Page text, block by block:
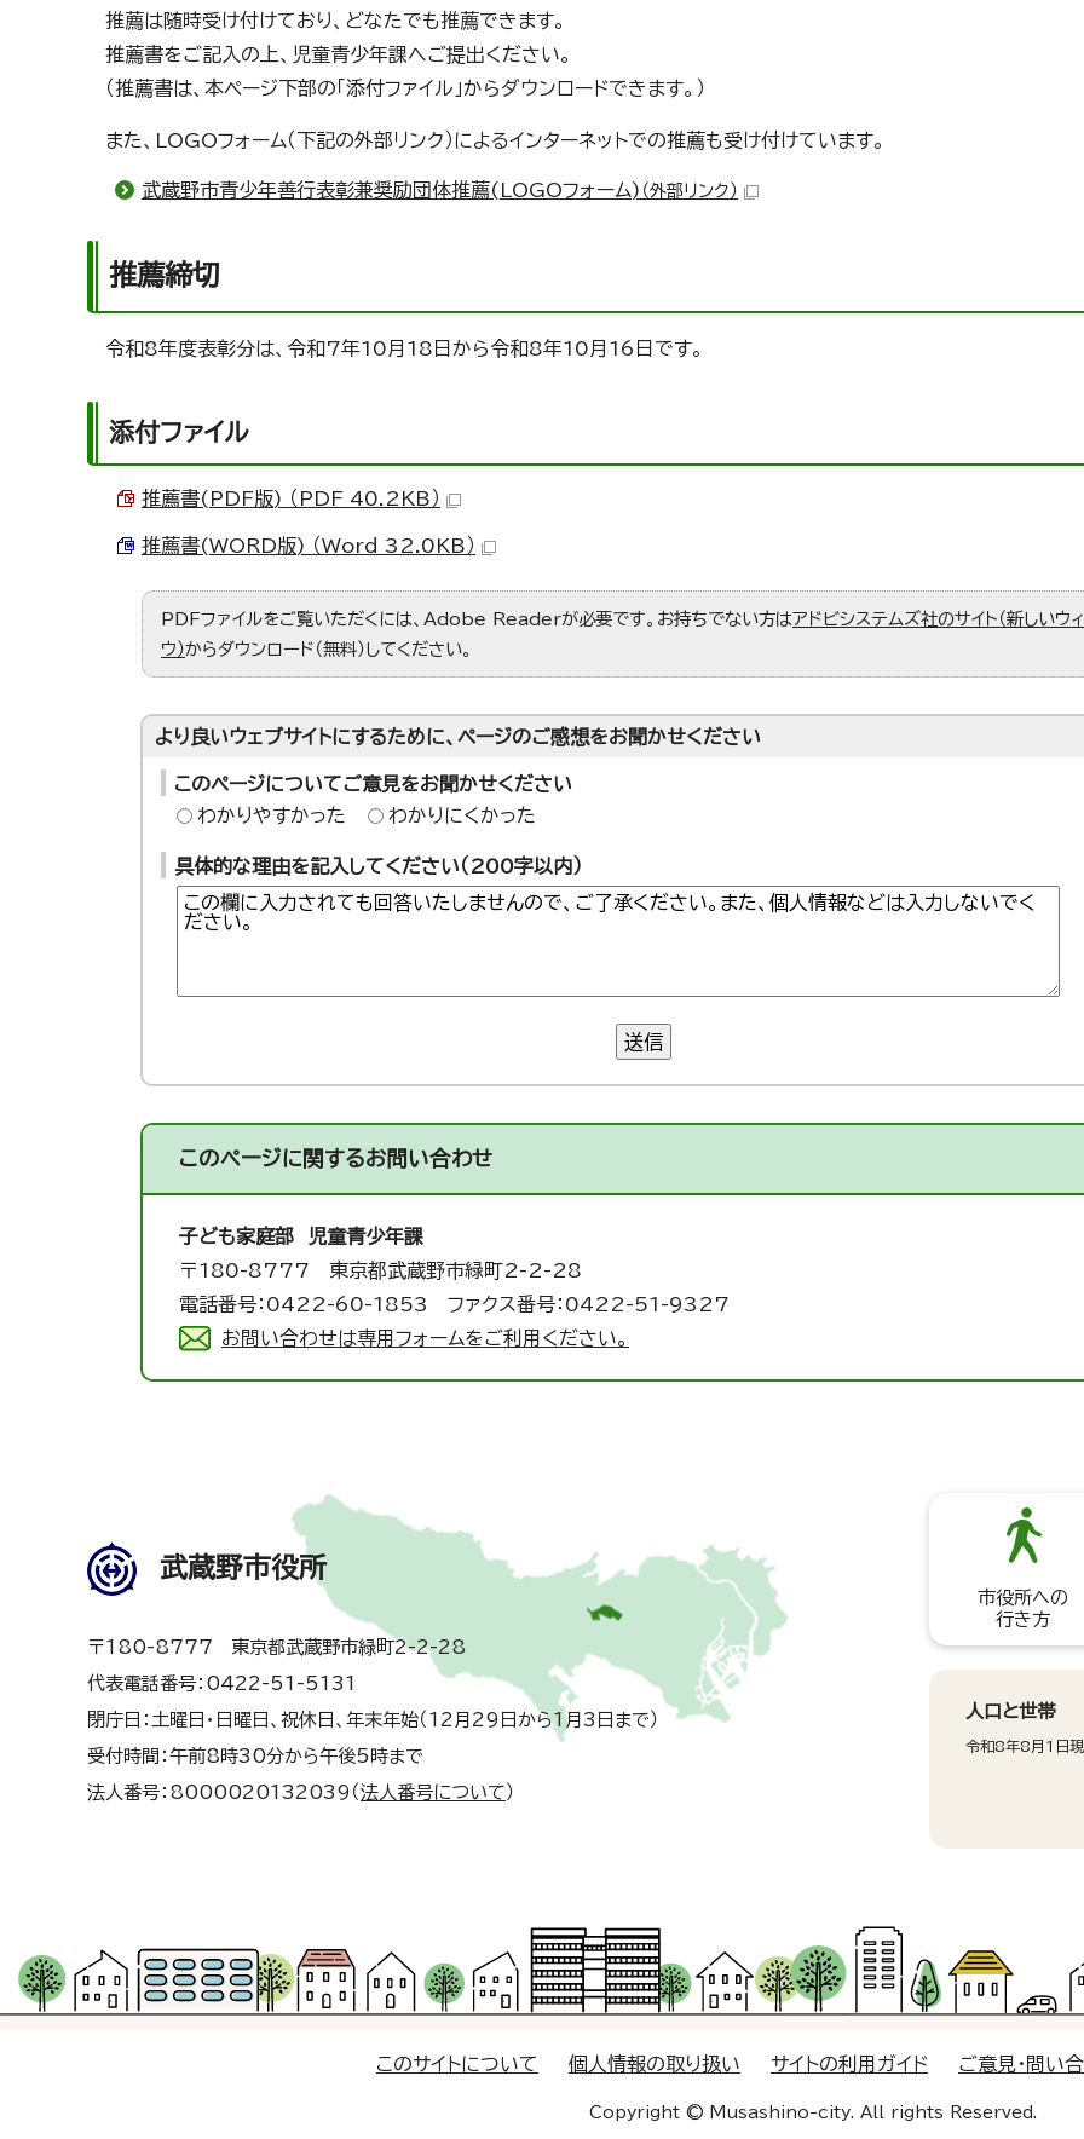
推薦は随時受け付けており、どなたでも推薦できます。
推薦書をご記入の上、児童青少年課へご提出ください。
（推薦書は、本ページ下部の「添付ファイル」からダウンロードできます。）
また、LOGOフォーム（下記の外部リンク）によるインターネットでの推薦も受け付けています。
武蔵野市青少年善行表彰兼奨励団体推薦(LOGOフォーム) （外部リンク）
推薦締切
令和8年度表彰分は、令和7年10月18日から令和8年10月16日です。
添付ファイル
推薦書(PDF版) （PDF 40.2KB）
推薦書(WORD版) （Word 32.0KB）
PDFファイルをご覧いただくには、Adobe Readerが必要です。お持ちでない方はアドビシステムズ社のサイト（新しいウ
ウ）からダウンロード（無料）してください。
より良いウェブサイトにするために、ページのご感想をお聞かせください
このページについてご意見をお聞かせください
わかりやすかった
わかりにくかった
具体的な理由を記入してください（200字以内）
送信
このページに関するお問い合わせ
子ども家庭部 児童青少年課
〒180-8777 東京都武蔵野市緑町2-2-28
電話番号：0422-60-1853 ファクス番号：0422-51-9327
お問い合わせは専用フォームをご利用ください。
武蔵野市役所
〒180-8777 東京都武蔵野市緑町2-2-28
代表電話番号：0422-51-5131
閉庁日：土曜日・日曜日、祝休日、年末年始（12月29日から1月3日まで）
受付時間：午前8時30分から午後5時まで
法人番号：8000020132039（ 法人番号について ）
市役所への
行き方
人口と世帯
令和8年8月1日
このサイトについて 個人情報の取り扱い サイトの利用ガイド ご意見・問い
Copyright © Musashino-city. All rights Reserved.